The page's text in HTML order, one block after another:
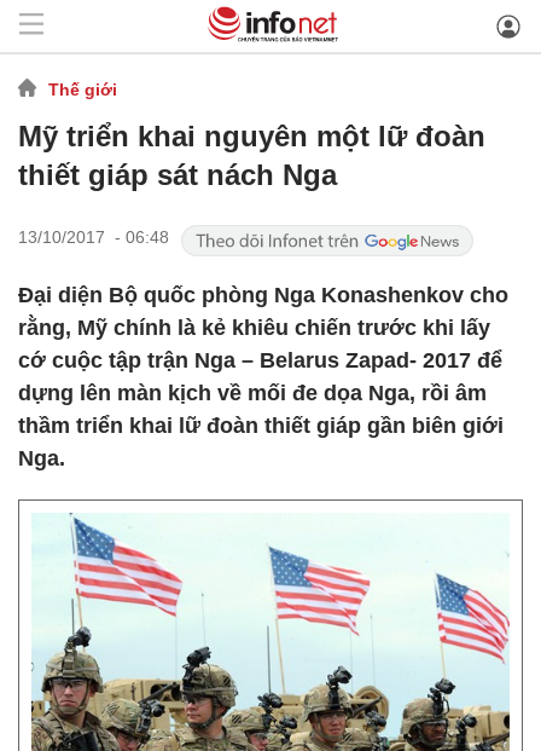
Thế giới
Mỹ triển khai nguyên một lữ đoàn
thiết giáp sát nách Nga
13/10/2017 - 06:48
Đại diện Bộ quốc phòng Nga Konashenkov cho
rằng, Mỹ chính là kẻ khiêu chiến trước khi lấy
cớ cuộc tập trận Nga – Belarus Zapad- 2017 để
dựng lên màn kịch về mối đe dọa Nga, rồi âm
thầm triển khai lữ đoàn thiết giáp gần biên giới
Nga.